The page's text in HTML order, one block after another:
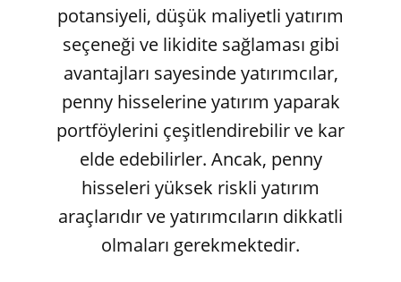
potansiyeli, düşük maliyetli yatırım
seçeneği ve likidite sağlaması gibi
avantajları sayesinde yatırımcılar,
penny hisselerine yatırım yaparak
portföylerini çeşitlendirebilir ve kar
elde edebilirler. Ancak, penny
hisseleri yüksek riskli yatırım
araçlarıdır ve yatırımcıların dikkatli
olmaları gerekmektedir.